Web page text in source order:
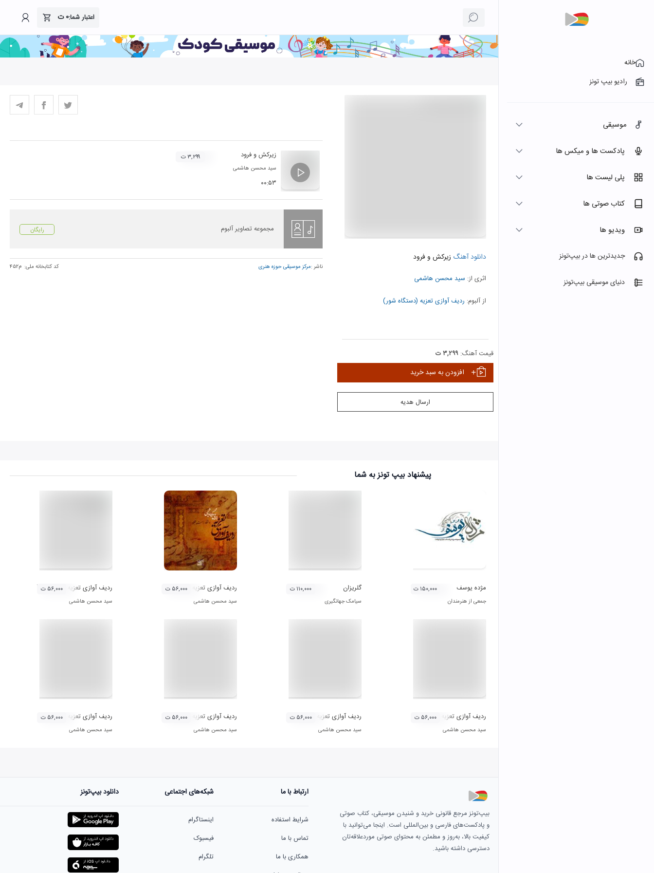
اعتبار شما:۰ت
خانه
رادیو بیپ تونز
موسیقی
پادکست ها و میکس ها
پلی لیست ها
کتاب صوتی ها
ویدیو ها
جدیدترین ها در بیپ‌تونز
دنیای موسیقی بیپ‌تونز
دانلود آهنگ زیرکش و فرود
اثری از: سید محسن هاشمی
از آلبوم: ردیف آوازی تعزیه (دستگاه شور)
قیمت آهنگ: ۳,۲۹۹ ت
افزودن به سبد خرید
ارسال هدیه
زیرکش و فرود
سید محسن هاشمی
۰۰:۵۳
۳,۲۹۹ ت
مجموعه تصاویر آلبوم رایگان
ناشر :مرکز موسیقی حوزه هنری کد کتابخانه ملی: م۴۵۲
پیشنهاد بیپ تونز به شما
مژده یوسف
جمعی از هنرمندان
۱۵۰,۰۰۰ ت گلریزان
سیامک جهانگیری
۱۱۰,۰۰۰ ت ردیف آوازی تعزیه (دستگاه راست پنجگاه)
سید محسن هاشمی
۵۶,۰۰۰ ت ردیف آوازی تعزیه (دستگاه نوا)
سید محسن هاشمی
۵۶,۰۰۰ ت
ردیف آوازی تعزیه (دستگاه ماهور)
سید محسن هاشمی
۵۶,۰۰۰ ت ردیف آوازی تعزیه (دستگاه چهارگاه)
سید محسن هاشمی
۵۶,۰۰۰ ت ردیف آوازی تعزیه (دستگاه سه گاه)
سید محسن هاشمی
۵۶,۰۰۰ ت ردیف آوازی تعزیه (دستگاه بیات اصفهان)
سید محسن هاشمی
۵۶,۰۰۰ ت
بیپ‌تونز مرجع قانونی خرید و شنیدن موسیقی، کتاب صوتی
و پادکست‌های فارسی و بین‌المللی است. اینجا می‌توانید با
کیفیت بالا، به‌روز و مطمئن به محتوای صوتی موردعلاقه‌تان
دسترسی داشته باشید.
ارتباط با ما
شرایط استفاده
تماس با ما
همکاری با ما
شبکه‌های اجتماعی
اینستاگرام
فیسبوک
تلگرام
دانلود بیپ‌تونز